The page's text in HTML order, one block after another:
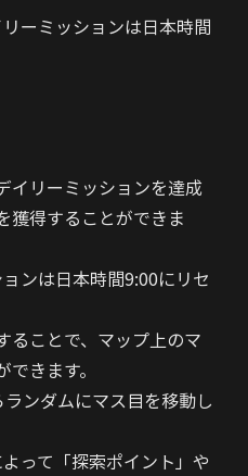
ーミッションは日本時間
イリーミッションを達成
獲得することができま
ンは日本時間9:00にリセ
ることで、マップ上のマ
きます。
ンダムにマス目を移動し
って「探索ポイント」や